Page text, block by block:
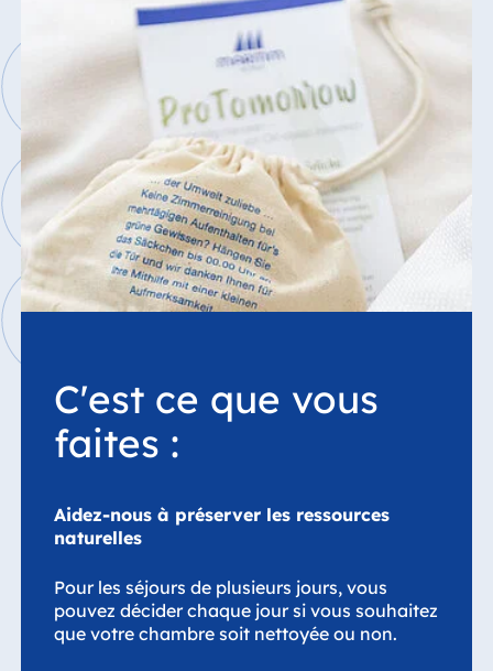
Hotel München
Hotel Stuttgart
Strand
TitiseeHotel
Titisee-Neustadt
Strandhotel
Travemünde
Hotel Ulm
Star-Apart Hansa
Jolie Ville Resort
& Casino Sharm
C'est ce que vous
faites :
Aidez-nous à préserver les ressources
naturelles
Pour les séjours de plusieurs jours, vous
pouvez décider chaque jour si vous souhaitez
que votre chambre soit nettoyée ou non.